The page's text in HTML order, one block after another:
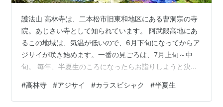
護法山 高林寺は、二本松市旧東和地区にある曹洞宗の寺
院。あじさい寺として知られています。 阿武隈高地にあ
るこの地域は、気温が低いので、6月下旬になってからア
ジサイが咲き始めます。一番の見ごろは、7月上旬～中
旬。 毎年、半夏生のころになったらお詣りしようと決め
「なじょった」は「どうした？」という意味の方言。 花
手水 いろいろな種類のアジサイが、今年もちょうど満開
#高林寺 #アジサイ #カラスビシャク #半夏生